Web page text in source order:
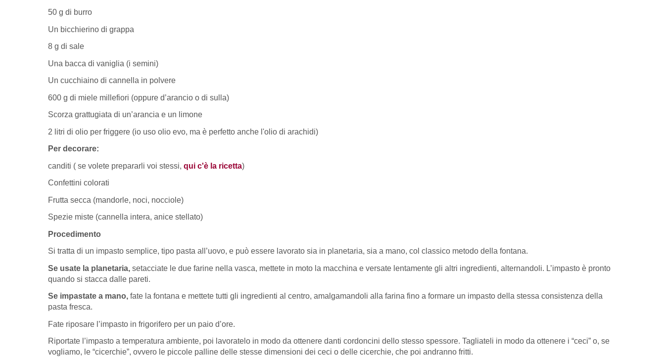
50 g di burro
Un bicchierino di grappa
8 g di sale
Una bacca di vaniglia (i semini)
Un cucchiaino di cannella in polvere
600 g di miele millefiori (oppure d’arancio o di sulla)
Scorza grattugiata di un’arancia e un limone
2 litri di olio per friggere (io uso olio evo, ma è perfetto anche l'olio di arachidi)
Per decorare:
canditi ( se volete prepararli voi stessi, qui c'è la ricetta)
Confettini colorati
Frutta secca (mandorle, noci, nocciole)
Spezie miste (cannella intera, anice stellato)
Procedimento
Si tratta di un impasto semplice, tipo pasta all’uovo, e può essere lavorato sia in planetaria, sia a mano, col classico metodo della fontana.
Se usate la planetaria, setacciate le due farine nella vasca, mettete in moto la macchina e versate lentamente gli altri ingredienti, alternandoli. L’impasto è pronto
quando si stacca dalle pareti.
Se impastate a mano, fate la fontana e mettete tutti gli ingredienti al centro, amalgamandoli alla farina fino a formare un impasto della stessa consistenza della
pasta fresca.
Fate riposare l’impasto in frigorifero per un paio d’ore.
Riportate l’impasto a temperatura ambiente, poi lavoratelo in modo da ottenere danti cordoncini dello stesso spessore. Tagliateli in modo da ottenere i “ceci” o, se
vogliamo, le “cicerchie”, ovvero le piccole palline delle stesse dimensioni dei ceci o delle cicerchie, che poi andranno fritti.